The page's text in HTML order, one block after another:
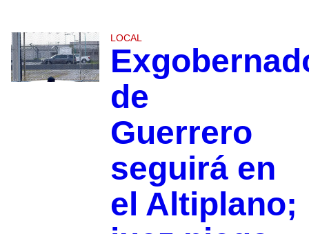
LOCAL
de
Guerrero
seguirá en
el Altiplano;